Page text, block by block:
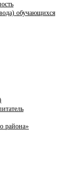
обучающихся
района»